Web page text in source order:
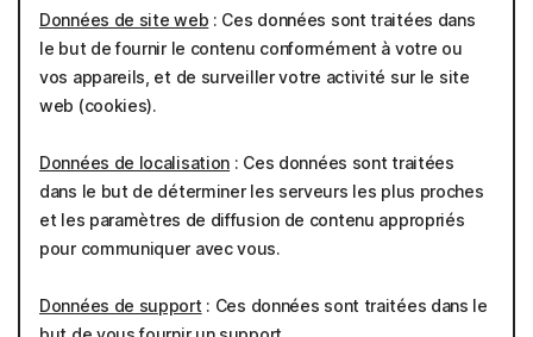
Données de site web : Ces données sont traitées dans
le but de fournir le contenu conformément à votre ou
vos appareils, et de surveiller votre activité sur le site
web (cookies).
Données de localisation : Ces données sont traitées
dans le but de déterminer les serveurs les plus proches
et les paramètres de diffusion de contenu appropriés
pour communiquer avec vous.
Données de support : Ces données sont traitées dans le